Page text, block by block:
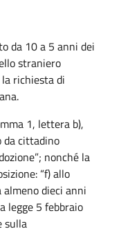
da 10 a 5 anni dei
straniero
richiesta di
1, lettera b),
da cittadino
nonché la
“f) allo
dieci anni
legge 5 febbraio
sulla